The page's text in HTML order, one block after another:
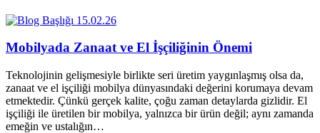
15.02.26
Mobilyada Zanaat ve El İşçiliğinin Önemi
Teknolojinin gelişmesiyle birlikte seri üretim yaygınlaşmış olsa da,
zanaat ve el işçiliği mobilya dünyasındaki değerini korumaya devam
etmektedir. Çünkü gerçek kalite, çoğu zaman detaylarda gizlidir. El
işçiliği ile üretilen bir mobilya, yalnızca bir ürün değil; aynı zamanda
emeğin ve ustalığın…